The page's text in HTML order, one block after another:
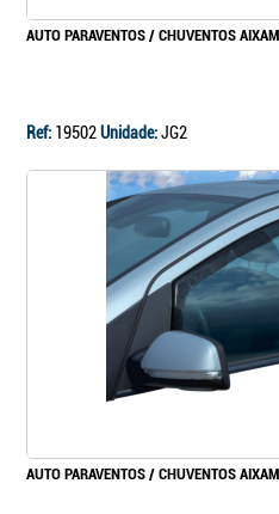
AUTO PARAVENTOS / CHUVENTOS
Ref: 19502Unidade:JG2
AUTO PARAVENTOS / CHUVENTOS